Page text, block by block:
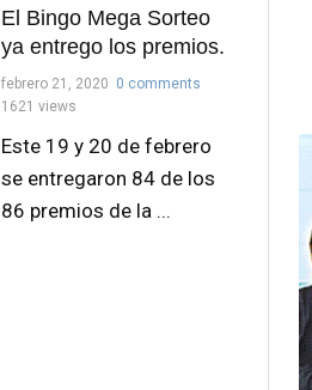
El Bingo Mega Sorteo
ya entrego los premios.
febrero 21, 2020 0 comments
1621 views
Este 19 y 20 de febrero
se entregaron 84 de los
86 premios de la ...